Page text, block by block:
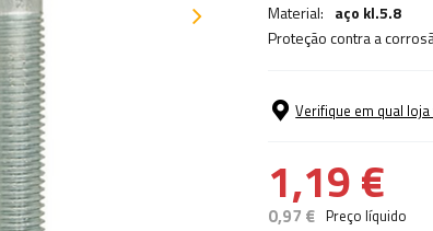
Material: aço kl.5.8
Proteção contra a
Verifique em qual
1,19 €
0,97 € Preço líquido